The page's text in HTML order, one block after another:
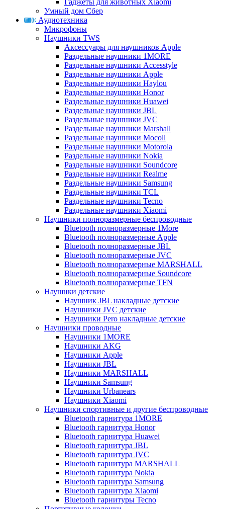
Гаджеты для животных Xiaomi
Умный дом Сбер
Аудиотехника
Микрофоны
Наушники TWS
Аксессуары для наушников Apple
Раздельные наушники 1MORE
Раздельные наушники Accesstyle
Раздельные наушники Apple
Раздельные наушники Haylou
Раздельные наушники Honor
Раздельные наушники Huawei
Раздельные наушники JBL
Раздельные наушники JVC
Раздельные наушники Marshall
Раздельные наушники Mocoll
Раздельные наушники Motorola
Раздельные наушники Nokia
Раздельные наушники Soundcore
Раздельные наушники Realme
Раздельные наушники Samsung
Раздельные наушники TCL
Раздельные наушники Tecno
Раздельные наушники Xiaomi
Наушники полноразмерные беспроводные
Bluetooth полноразмерные 1More
Bluetooth полноразмерные Apple
Bluetooth полноразмерные JBL
Bluetooth полноразмерные JVC
Bluetooth полноразмерные MARSHALL
Bluetooth полноразмерные Soundcore
Bluetooth полноразмерные TFN
Наушнки детские
Наушник JBL накладные детские
Наушники JVC детские
Наушники Pero накладные детские
Наушники проводные
Наушники 1MORE
Наушники AKG
Наушники Apple
Наушники JBL
Наушники MARSHALL
Наушники Samsung
Наушники Urbanears
Наушники Xiaomi
Наушники спортивные и другие беспроводные
Bluetooth гарнитура 1MORE
Bluetooth гарнитура Honor
Bluetooth гарнитура Huawei
Bluetooth гарнитура JBL
Bluetooth гарнитура JVC
Bluetooth гарнитура MARSHALL
Bluetooth гарнитура Nokia
Bluetooth гарнитура Samsung
Bluetooth гарнитура Xiaomi
Bluetooth гарнитуры Tecno